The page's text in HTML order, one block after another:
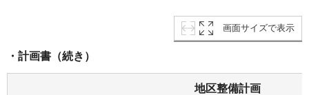
画面サイズで表示
・計画書（続き）
地区整備計画